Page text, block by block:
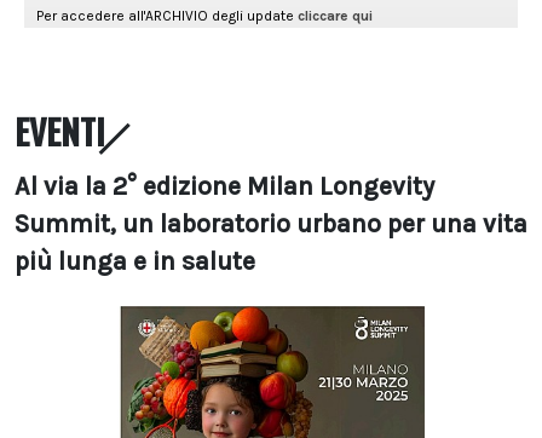
EVENTI
Al via la 2° edizione Milan Longevity
Summit, un laboratorio urbano per una vita
più lunga e in salute